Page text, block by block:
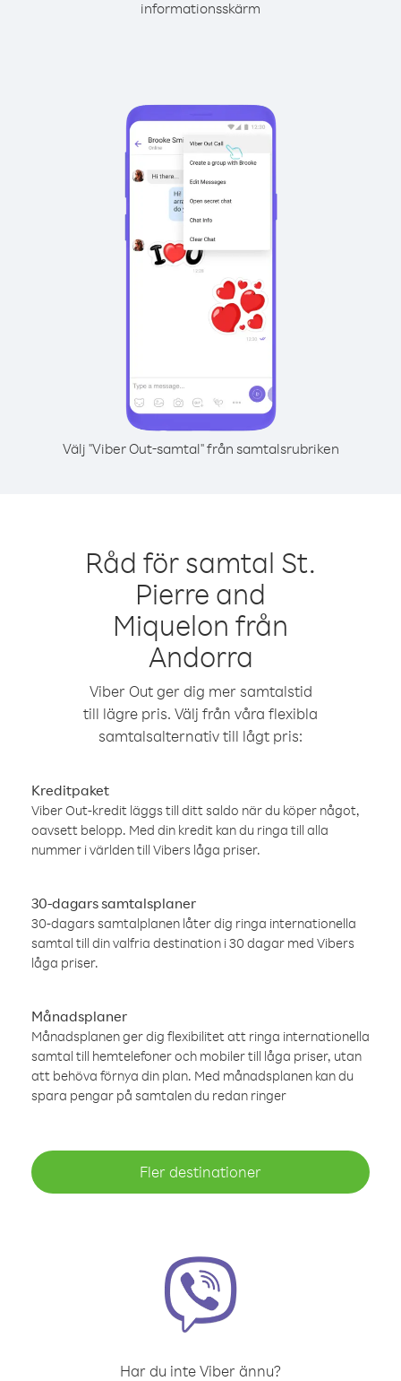
informationsskärm
Välj "Viber Out-samtal" från samtalsrubriken
Råd för samtal St.
Pierre and
Miquelon från
Andorra
Viber Out ger dig mer samtalstid
till lägre pris. Välj från våra flexibla
samtalsalternativ till lågt pris:
Kreditpaket
Viber Out-kredit läggs till ditt saldo när du köper något,
oavsett belopp. Med din kredit kan du ringa till alla
nummer i världen till Vibers låga priser.
30-dagars samtalsplaner
30-dagars samtalplanen låter dig ringa internationella
samtal till din valfria destination i 30 dagar med Vibers
låga priser.
Månadsplaner
Månadsplanen ger dig flexibilitet att ringa internationella
samtal till hemtelefoner och mobiler till låga priser, utan
att behöva förnya din plan. Med månadsplanen kan du
spara pengar på samtalen du redan ringer
Fler destinationer
Har du inte Viber ännu?